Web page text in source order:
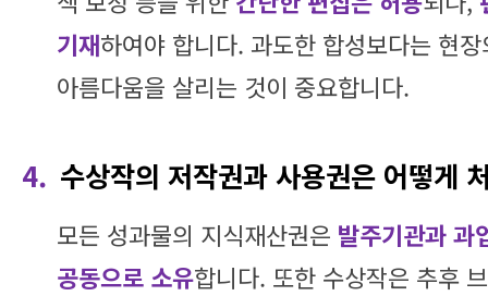
기재하여야 합니다. 과도한 합성보다는 현
아름다움을 살리는 것이 중요합니다.
4. 수상작의 저작권과 사용권은 어떻게
모든 성과물의 지식재산권은 발주기관과 과
공동으로 소유합니다. 또한 수상작은 추후